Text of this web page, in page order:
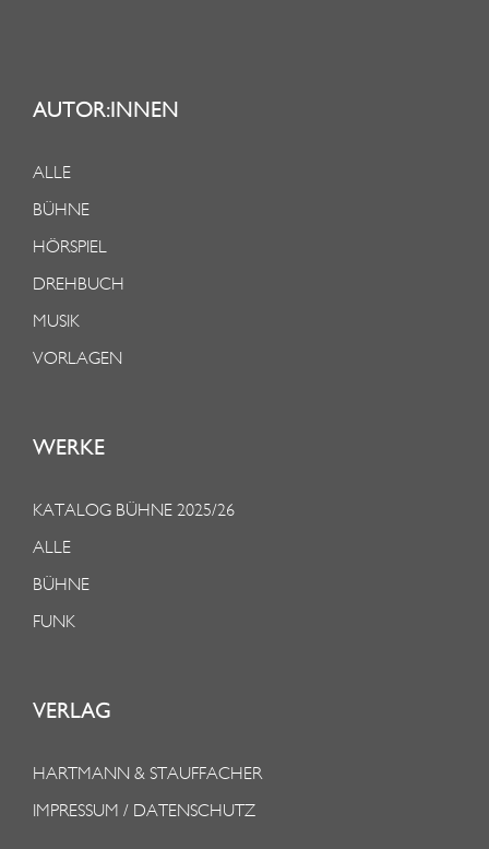
AUTOR:INNEN
ALLE
BÜHNE
HÖRSPIEL
DREHBUCH
MUSIK
VORLAGEN
WERKE
KATALOG BÜHNE 2025/26
ALLE
BÜHNE
FUNK
VERLAG
HARTMANN & STAUFFACHER
IMPRESSUM / DATENSCHUTZ